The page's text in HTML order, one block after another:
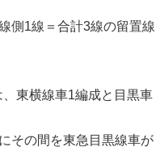
側1線＝合計3線の留置線
東横線車1編成と目黒車
その間を東急目黒線車が